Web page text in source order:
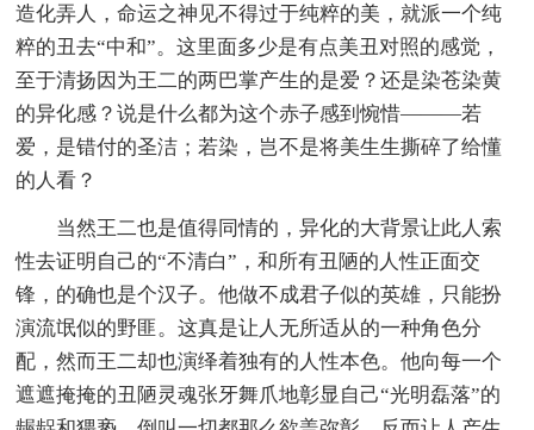
造化弄人，命运之神见不得过于纯粹的美，就派一个纯
粹的丑去“中和”。这里面多少是有点美丑对照的感觉，
至于清扬因为王二的两巴掌产生的是爱？还是染苍染黄
的异化感？说是什么都为这个赤子感到惋惜―——若
爱，是错付的圣洁；若染，岂不是将美生生撕碎了给懂
的人看？
当然王二也是值得同情的，异化的大背景让此人索
性去证明自己的“不清白”，和所有丑陋的人性正面交
锋，的确也是个汉子。他做不成君子似的英雄，只能扮
演流氓似的野匪。这真是让人无所适从的一种角色分
配，然而王二却也演绎着独有的人性本色。他向每一个
遮遮掩掩的丑陋灵魂张牙舞爪地彰显自己“光明磊落”的